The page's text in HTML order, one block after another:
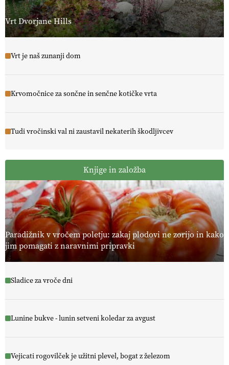
Vrt Dvorjane Hills
Vrt je naš zunanji dom
Krvomočnice za sončne in senčne kotičke vrta
Tudi vročinski val ni zaustavil nekaterih škodljivcev
Knjige in založba
Paradižnik v vročem poletju: zakaj plodovi ne zorijo in kako
jim pomagati z naravnimi pripravki
Sladice za vroče dni
Lunine bukve - lunin setveni koledar za avgust
Vejicati rogovilček je užitni plevel, bogat z železom